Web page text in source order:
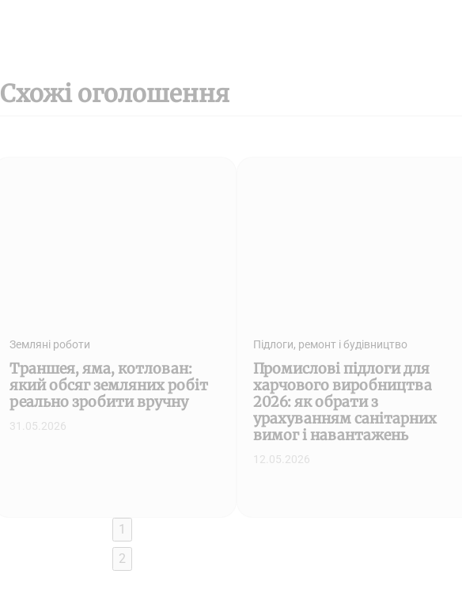
Схожі оголошення
Земляні роботи
Траншея, яма, котлован:
який обсяг земляних робіт
реально зробити вручну
31.05.2026
Підлоги, ремонт і будівництво
Промислові підлоги для
харчового виробництва
2026: як обрати з
урахуванням санітарних
вимог і навантажень
12.05.2026
1
2